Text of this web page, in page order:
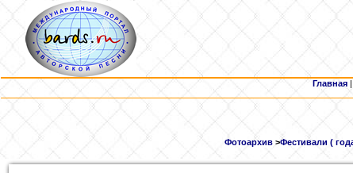
Главная |
Фотоархив>Фестивали (